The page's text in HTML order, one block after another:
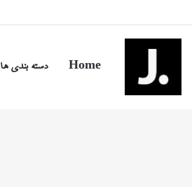
Home دسته بندی ها